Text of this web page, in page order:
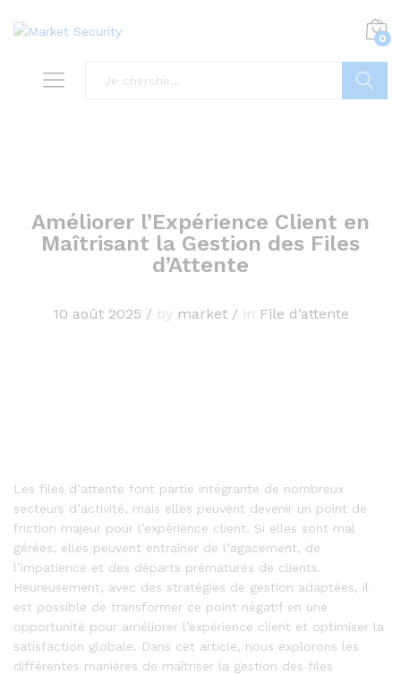
0
Améliorer l’Expérience Client en
Maîtrisant la Gestion des Files
d’Attente
10 août 2025 /by market/in File d’attente
Les files d’attente font partie intégrante de nombreux
secteurs d’activité, mais elles peuvent devenir un point de
friction majeur pour l’expérience client. Si elles sont mal
gérées, elles peuvent entraîner de l’agacement, de
l’impatience et des départs prématurés de clients.
Heureusement, avec des stratégies de gestion adaptées, il
est possible de transformer ce point négatif en une
opportunité pour améliorer l’expérience client et optimiser la
satisfaction globale. Dans cet article, nous explorons les
différentes manières de maîtriser la gestion des files